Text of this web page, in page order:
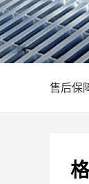
售后保